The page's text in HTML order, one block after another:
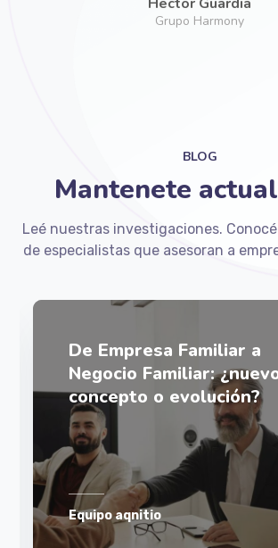
BLOG
Mantenete
Leé nuestras investigaciones.
de especialistas que asesoran a
De Empresa Familiar a
Negocio Familiar:
concepto o evolución?
Equipo aqnitio